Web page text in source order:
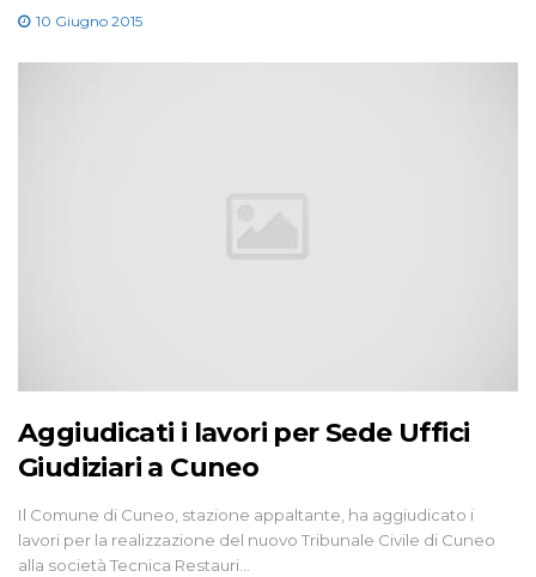
10 Giugno 2015
Aggiudicati i lavori per Sede Uffici
Giudiziari a Cuneo
Il Comune di Cuneo, stazione appaltante, ha aggiudicato i
lavori per la realizzazione del nuovo Tribunale Civile di Cuneo
alla società Tecnica Restauri…